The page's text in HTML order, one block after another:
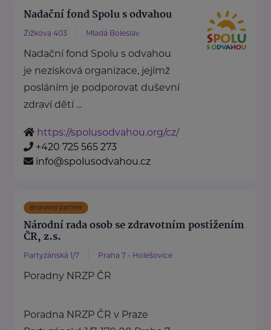
Nadační fond Spolu s odvahou
Žižkova 403 Mladá Boleslav
Nadační fond Spolu s odvahou
je nezisková organizace, jejímž
posláním je podporovat duševní
zdraví dětí ...
https://spolusodvahou.org/cz/
+420 725 565 273
info@spolusodvahou.cz
Bronzový partner
Národní rada osob se zdravotním postižením
ČR, z.s.
Partyzánská 1/7 Praha 7 - Holešovice
Poradny NRZP ČR
Poradna NRZP ČR v Praze